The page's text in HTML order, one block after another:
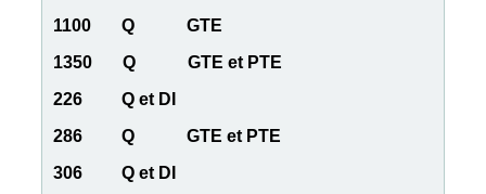
1100 Q GTE
1350 Q GTE et PTE
226 Q et DI
286 Q GTE et PTE
306 Q et DI